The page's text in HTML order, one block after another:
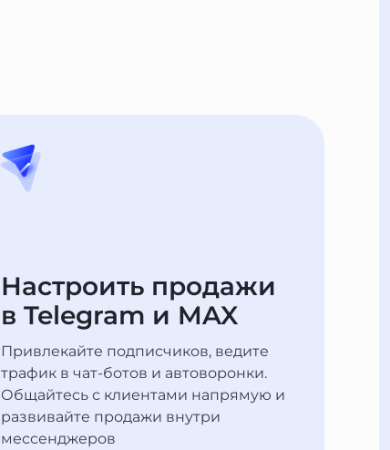
Настроить продажи
в Telegram и MAX
Привлекайте подписчиков, ведите
трафик в чат-ботов и автоворонки.
Общайтесь с клиентами напрямую и
развивайте продажи внутри
мессенджеров